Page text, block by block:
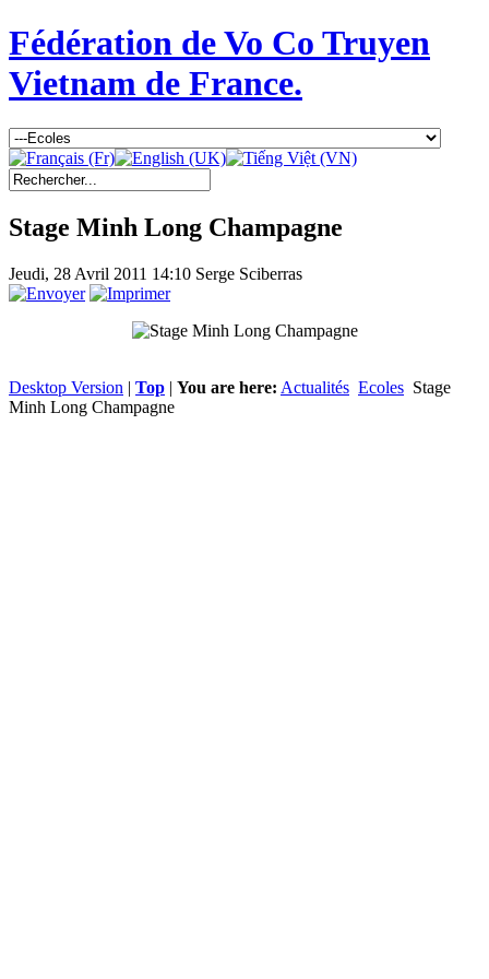
Fédération de Vo Co Truyen
Vietnam de France.
Stage Minh Long Champagne
Jeudi, 28 Avril 2011 14:10 Serge Sciberras
Desktop Version | Top | You are here: Actualités Ecoles Stage
Minh Long Champagne